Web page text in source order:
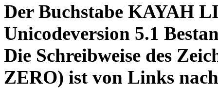
Der Buchstabe KAYAH
Unicodeversion 5.1
Die Schreibweise des
ZERO) ist von Links